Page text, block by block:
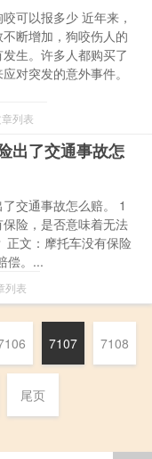
可以报多少 近年来，
断增加，狗咬伤人的
生。许多人都购买了
对突发的意外事件。
列表
出了交通事故怎
交通事故怎么赔。 1
险，是否意味着无法
正文：摩托车没有保险
偿。...
列表
7107 7108
尾页